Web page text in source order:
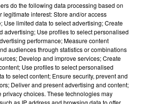
Afficher l'élément
Berger • Avec Ralph Fiennes, Stanley
• Sortie le 4 décembre 2024
• Avec Ariana Grande, Cynthia Erivo,
le 4 décembre 2024
do the following data processing based on
legitimate interest: Store and/or access
Use limited data to select advertising; Create
advertising; Use profiles to select personalised
performance; Measure content
audiences through statistics or combinations
Develop and improve services; Create
Use profiles to select personalised
to select content; Ensure security, prevent and
Deliver and present advertising and content;
privacy choices. These technologies may
as IP address and browsing data to offer